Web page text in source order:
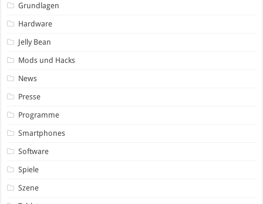
Grundlagen
Hardware
Jelly Bean
Mods und Hacks
News
Presse
Programme
Smartphones
Software
Spiele
Szene